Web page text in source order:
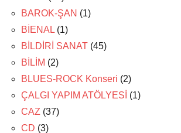
BAROK-ŞAN (1)
BİENAL (1)
BİLDİRİ SANAT (45)
BİLİM (2)
BLUES-ROCK Konseri (2)
ÇALGI YAPIM ATÖLYESİ (1)
CAZ (37)
CD (3)